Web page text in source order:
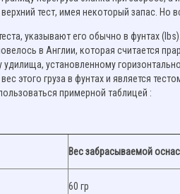
тест, имея некоторый запас. Но
указывают его обычно в фунтах
в Англии, которая считается
установленному
этого груза в фунтах и является
примерной таблицей :
Вес забрасываемой
60 гр